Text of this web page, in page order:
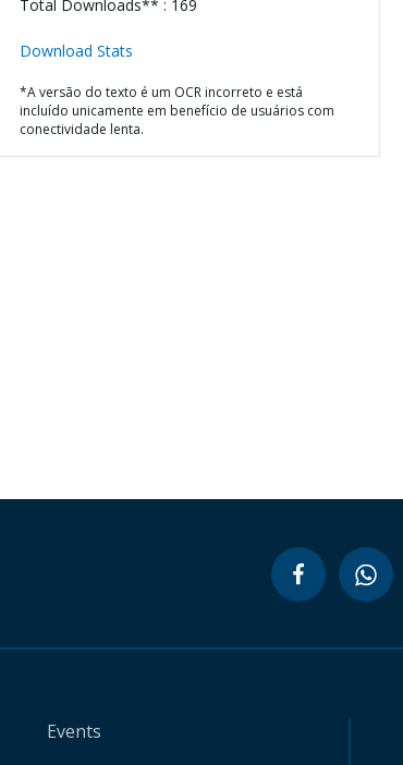
Total Downloads** : 169
Download Stats
*A versão do texto é um OCR incorreto e está
incluído unicamente em benefício de usuários com
conectividade lenta.
Events